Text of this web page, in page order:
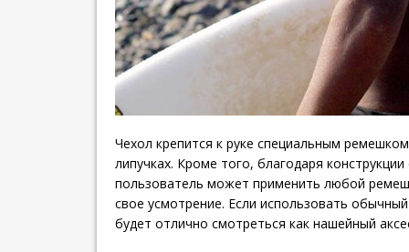
Чехол крепится к руке специальным
липучках. Кроме того, благодаря
пользователь может применить любой
свое усмотрение. Если использовать
будет отлично смотреться как нашейный